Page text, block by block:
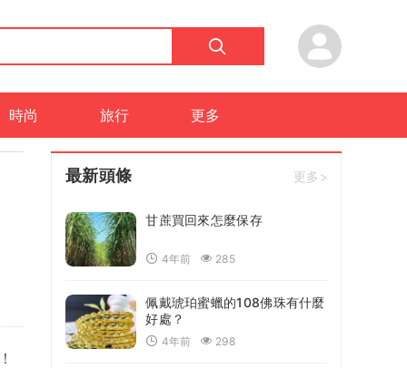
時尚 旅行 更多
最新頭條 更多>
甘蔗買回來怎麼保存
4年前 285
佩戴琥珀蜜蠟的108佛珠有什麼
好處？
4年前 298